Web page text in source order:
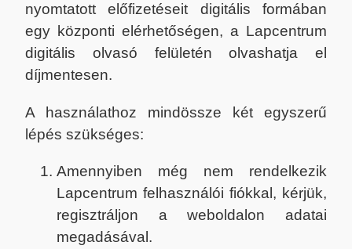
nyomtatott előfizetéseit digitális formában
egy központi elérhetőségen, a Lapcentrum
digitális olvasó felületén olvashatja el
díjmentesen.
A használathoz mindössze két egyszerű
lépés szükséges:
Amennyiben még nem rendelkezik
Lapcentrum felhasználói fiókkal, kérjük,
regisztráljon a weboldalon adatai
megadásával.